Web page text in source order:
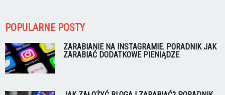
POPULARNE POSTY
ZARABIANIE NA INSTAGRAMIE. PORADNIK JAK
ZARABIAĆ DODATKOWE PIENIĄDZE